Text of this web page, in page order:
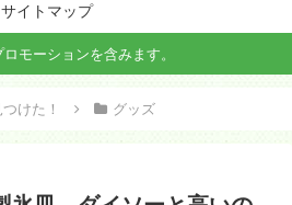
サイトマップ
モーションを含みます。
けた！ グッズ